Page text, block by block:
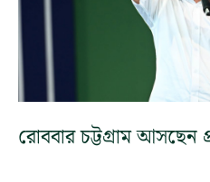
রোববার চট্টগ্রাম আসছেন